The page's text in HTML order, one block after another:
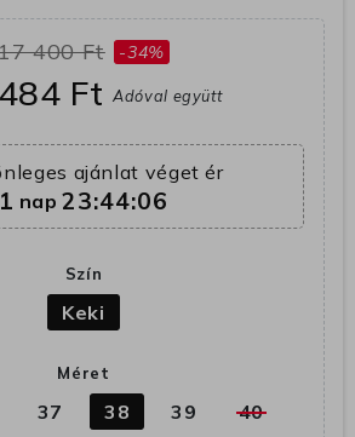
400 Ft -34%
FtAdóval együtt
ajánlat véget ér
1 nap 23:44:05
Szín
Keki
Méret
37 38 39 40